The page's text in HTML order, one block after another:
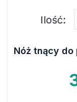
Ilość:
Nóż tnący do